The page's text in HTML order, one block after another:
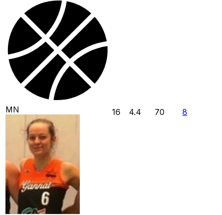
MN 16 4.4 70 8